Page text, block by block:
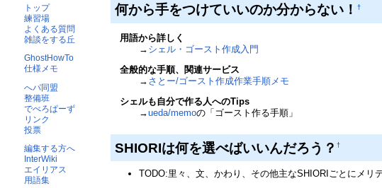
トップ
練習場
よくある質問
雑談をする丘
GhostHowTo
仕様メモ
へパ同盟
整備班
でべろぱーず
リンク
投票
編集する方へ
InterWiki
エイリアス
用語集
何から手をつけていいのか分からない！†
用語から詳しく
→ シェル・ゴースト作成入門
全般的な手順、関連サービス
→ さとー/ゴースト作成作業手順メモ
シェルも自分で作る人へのTips
→ueda/memoの「ゴースト作る手順」
SHIORIは何を選べばいいんだろう？†
TODO:里々、文、かわり、その他主なSHIORIごとにメリ